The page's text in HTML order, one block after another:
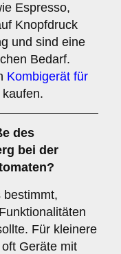
Espresso,
Knopfdruck
und sind eine
Bedarf.
Kombigerät für
kaufen.
des
bei der
bestimmt,
Für kleinere
Geräte mit